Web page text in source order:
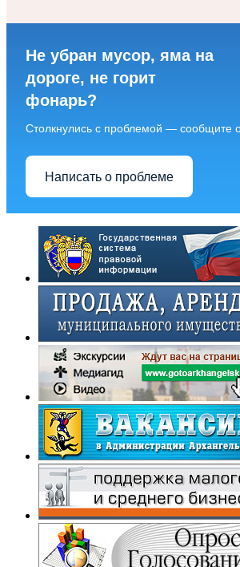
Не убран мусор, яма на
дороге, не горит
фонарь?
Столкнулись с проблемой — сообщите
Написать о проблеме